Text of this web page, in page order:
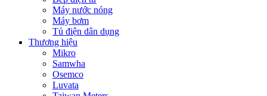
Máy nước nóng
Máy bơm
Tủ điện dân dụng
Thương hiệu
Mikro
Samwha
Osemco
Luvata